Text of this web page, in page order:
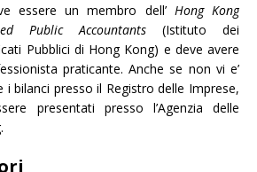
essere un membro dell’ Hong Kong
Public Accountants (Istituto dei
Pubblici di Hong Kong) e deve avere
praticante. Anche se non vi e’
i bilanci presso il Registro delle Imprese,
presentati presso l’Agenzia delle